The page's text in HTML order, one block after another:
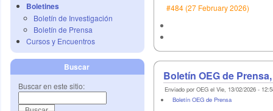
Boletines
Boletín de Investigación
Boletín de Prensa
Cursos y Encuentros
Buscar
Buscar en este sitio:
#484 (27 February 2026)
Boletín OEG de Prensa,
Enviado por OEG el Vie, 13/02/2026 -
Boletín OEG de Prensa